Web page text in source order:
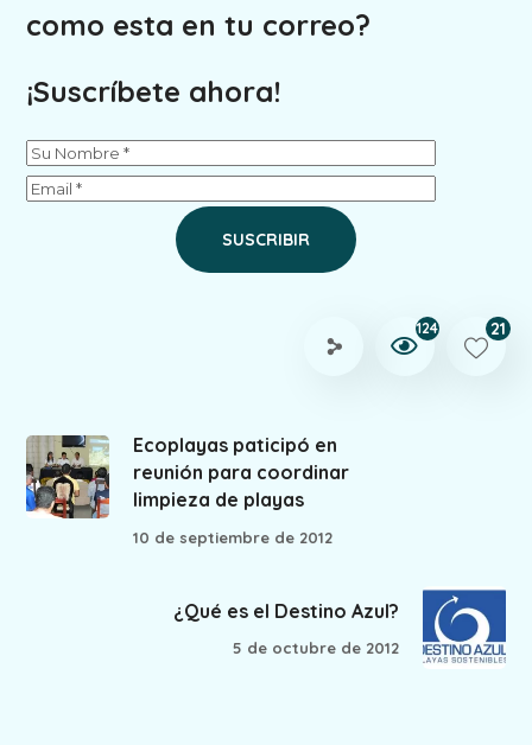
como esta en tu correo?
¡Suscríbete ahora!
124 21
Ecoplayas paticipó en
reunión para coordinar
limpieza de playas
10 de septiembre de 2012
¿Qué es el Destino Azul?
5 de octubre de 2012